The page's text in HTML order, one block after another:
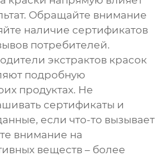
Обращайте внимание
наличие сертификатов
потребителей.
экстрактов красок
подробную
продуктах. Не
сертификаты и
если что-то вызывает
внимание на
веществ – более